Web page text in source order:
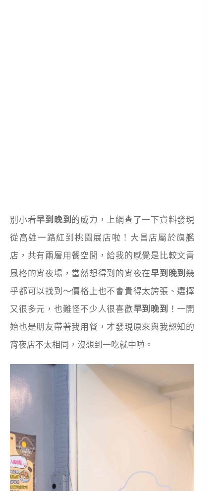
別小看早到晚到的威力，上網查了一下資料發現
從高雄一路紅到桃園展店啦！大昌店屬於旗艦
店，共有兩層用餐空間，給我的感覺是比較文青
風格的宵夜場，當然想得到的宵夜在早到晚到 幾
乎都可以找到～價格上也不會貴得太誇張、選擇
又很多元，也難怪不少人很喜歡早到晚到 ！一開
始也是朋友帶著我用餐，才發現原來與我認知的
宵夜店不太相同，沒想到一吃就中啦。